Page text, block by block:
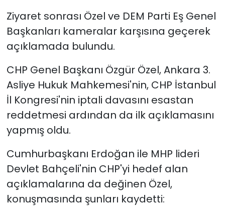
Ziyaret sonrası Özel ve DEM Parti Eş Genel
Başkanları kameralar karşısına geçerek
açıklamada bulundu.
CHP Genel Başkanı Özgür Özel, Ankara 3.
Asliye Hukuk Mahkemesi'nin, CHP İstanbul
İl Kongresi'nin iptali davasını esastan
reddetmesi ardından da ilk açıklamasını
yapmış oldu.
Cumhurbaşkanı Erdoğan ile MHP lideri
Devlet Bahçeli'nin CHP'yi hedef alan
açıklamalarına da değinen Özel,
konuşmasında şunları kaydetti: